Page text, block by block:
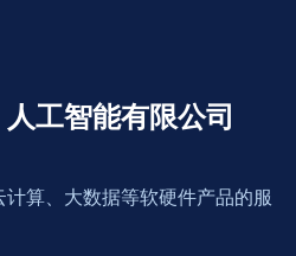
工智能有限公司
算、大数据等软硬件产品的服